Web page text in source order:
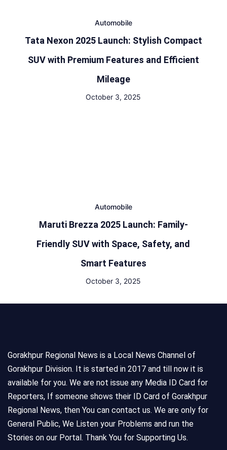
Automobile
Tata Nexon 2025 Launch: Stylish Compact
SUV with Premium Features and Efficient
Mileage
October 3, 2025
Automobile
Maruti Brezza 2025 Launch: Family-
Friendly SUV with Space, Safety, and
Smart Features
October 3, 2025
Gorakhpur Regional News is a Local News Channel of
Gorakhpur Division. It is started in 2017 and till now it is
available for you. We are not issue any Media ID Card for
Reporters, If someone shows their ID Card of Gorakhpur
Regional News, then You can contact us. We are only for
General Public, We Listen your Problems and run the
Stories on our Portal. Thank You for Supporting Us.